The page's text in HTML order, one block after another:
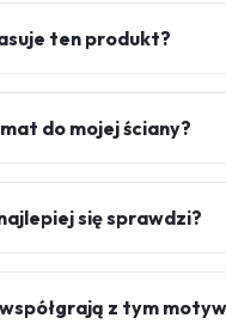
ten produkt?
do mojej ściany?
się sprawdzi?
z tym